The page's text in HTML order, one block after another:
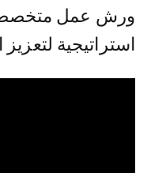
ورش عمل
استراتيجية